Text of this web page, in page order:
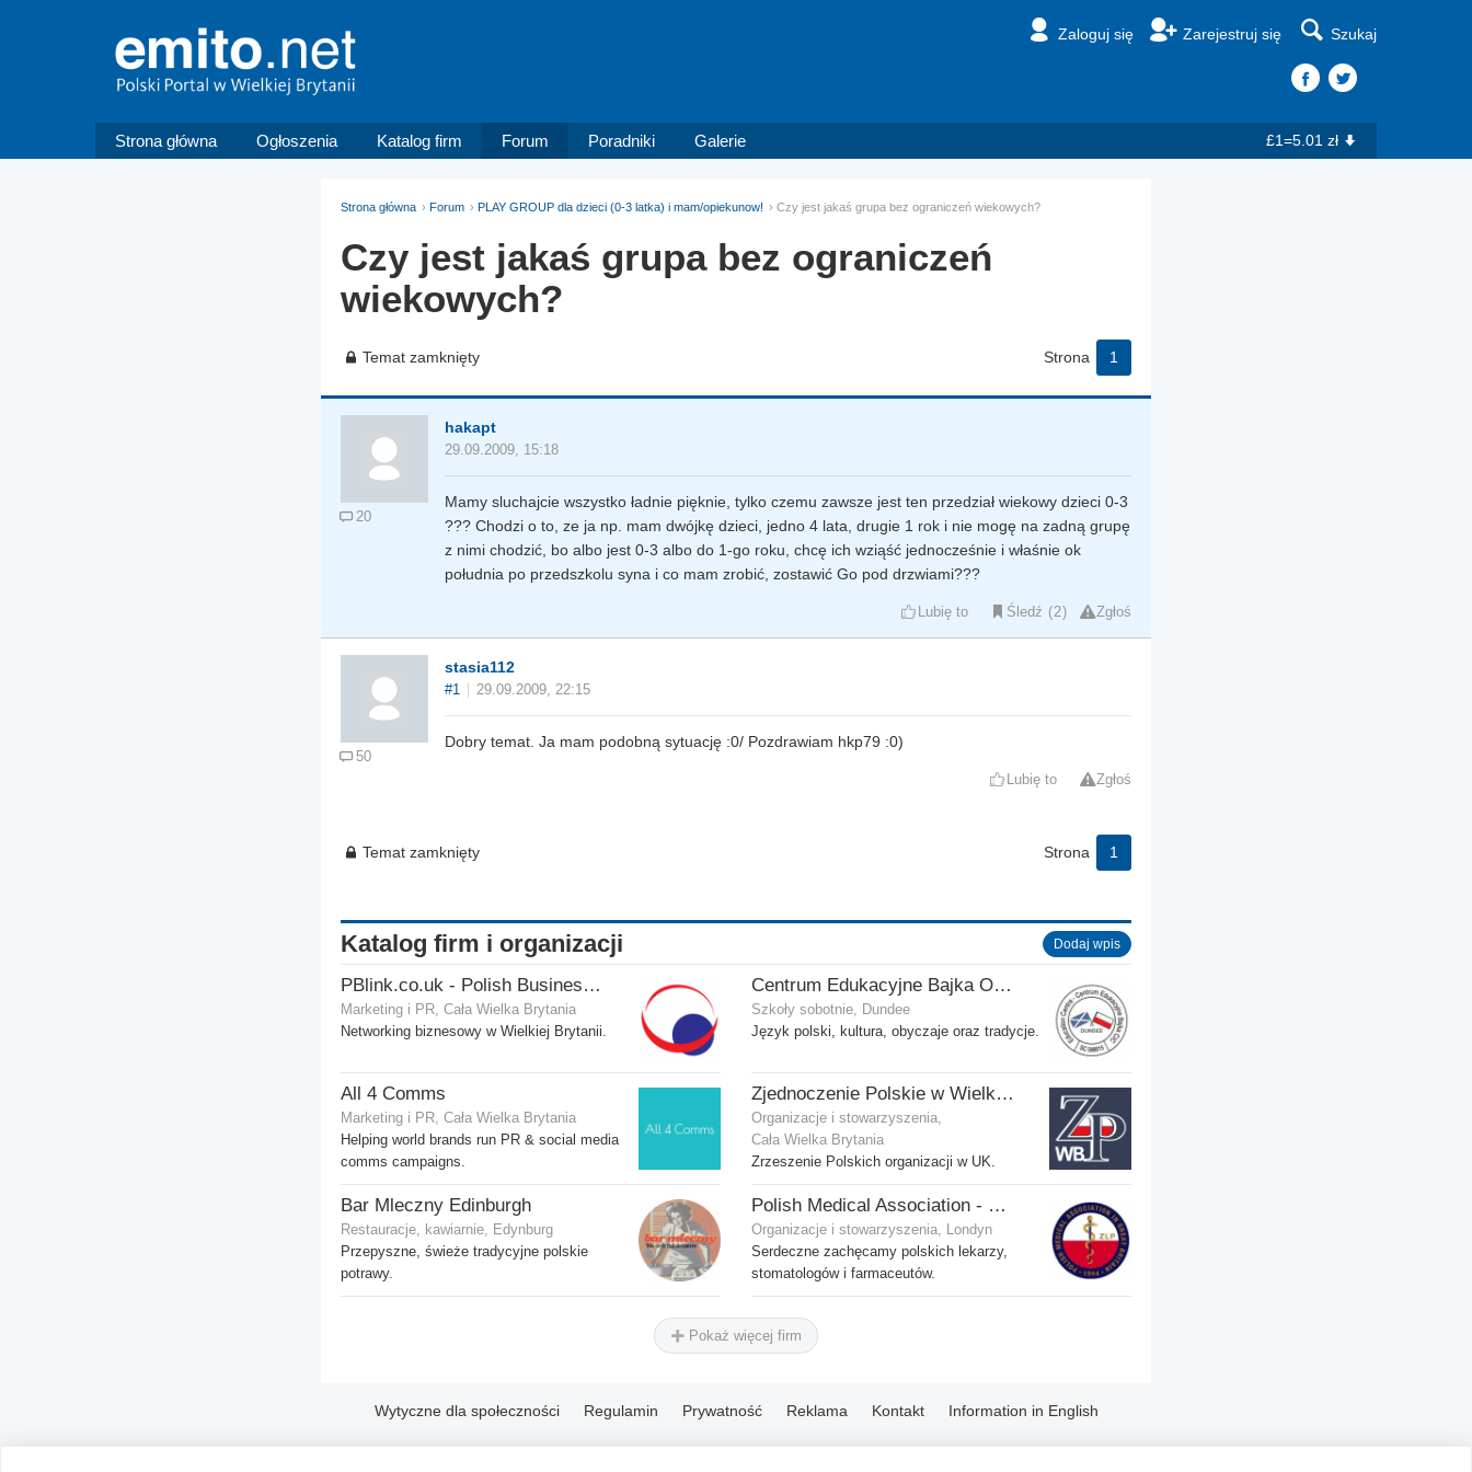
Zaloguj się Zarejestruj się Szukaj
Strona główna Ogłoszenia Katalog firm Forum Poradniki Galerie £1=5.01 zł
Strona główna Forum PLAY GROUP dla dzieci (0-3 latka) i mam/opiekunow! Czy jest jakaś grupa bez ograniczeń wiekowych?
Czy jest jakaś grupa bez ograniczeń
wiekowych?
Temat zamknięty Strona 1
20
hakapt
29.09.2009, 15:18
Mamy sluchajcie wszystko ładnie pięknie, tylko czemu zawsze jest ten przedział wiekowy dzieci 0-3
??? Chodzi o to, ze ja np. mam dwójkę dzieci, jedno 4 lata, drugie 1 rok i nie mogę na zadną grupę
z nimi chodzić, bo albo jest 0-3 albo do 1-go roku, chcę ich wziąść jednocześnie i właśnie ok
południa po przedszkolu syna i co mam zrobić, zostawić Go pod drzwiami???
Lubię to Śledź 2 Zgłoś
50
stasia112
#1 29.09.2009, 22:15
Dobry temat. Ja mam podobną sytuację :0/ Pozdrawiam hkp79 :0)
Lubię to Zgłoś
Temat zamknięty Strona 1
Katalog firm i organizacji Dodaj wpis
PBlink.co.uk - Polish Business Link
Marketing i PR, Cała Wielka Brytania
Networking biznesowy w Wielkiej Brytanii.
Centrum Edukacyjne Bajka Oddział w Dundee
Szkoły sobotnie, Dundee
Język polski, kultura, obyczaje oraz tradycje.
All 4 Comms
Marketing i PR, Cała Wielka Brytania
Helping world brands run PR & social media
comms campaigns.
Zjednoczenie Polskie w Wielkiej Brytanii
Organizacje i stowarzyszenia,
Cała Wielka Brytania
Zrzeszenie Polskich organizacji w UK.
Bar Mleczny Edinburgh
Restauracje, kawiarnie, Edynburg
Przepyszne, świeże tradycyjne polskie
potrawy.
Polish Medical Association - Zwiazek Lekarzy Polskich w Wielkiej Brytanii
Organizacje i stowarzyszenia, Londyn
Serdeczne zachęcamy polskich lekarzy,
stomatologów i farmaceutów.
Pokaż więcej firm
Wytyczne dla społeczności Regulamin Prywatność Reklama Kontakt Information in English